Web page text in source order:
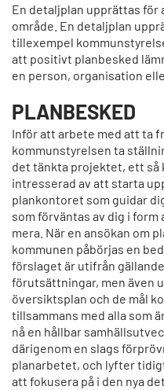
En detaljplan upprättas för
område. En detaljplan
tillexempel
att positivt planbesked
en person, organisation
PLANBESKED
Inför att arbete med att ta
kommunstyrelsen ta
det tänkta projektet, ett så
intresserad av att starta
plankontoret som guidar
som förväntas av dig i
mera. När en ansökan om
kommunen påbörjas en
förslaget är utifrån
förutsättningar, men även
översiktsplan och de mål
tillsammans med alla som
nå en hållbar
därigenom en slags
planarbetet, och lyfter
att fokusera på i den nya